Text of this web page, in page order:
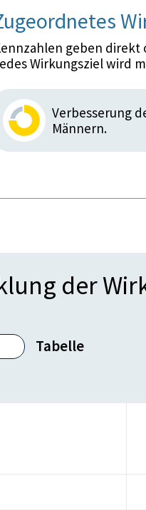
geben direkt
Wirkungsziel wird
Verbesserung
Männern.
der
Tabelle